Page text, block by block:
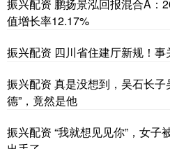
振兴配资 鹏扬景泓回报混合A：
值增长率12.17%
振兴配资 四川省住建厅新规！
振兴配资 真是没想到，吴石长
德”，竟然是他
振兴配资 “我就想见见你”，女子